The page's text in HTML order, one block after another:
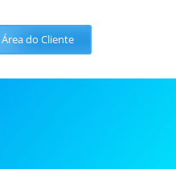
Área do Cliente